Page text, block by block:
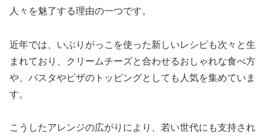
人々を魅了する理由の一つです。
近年では、いぶりがっこを使った新しいレシピも次々と生
まれており、クリームチーズと合わせるおしゃれな食べ方
や、パスタやピザのトッピングとしても人気を集めていま
す。
こうしたアレンジの広がりにより、若い世代にも支持され